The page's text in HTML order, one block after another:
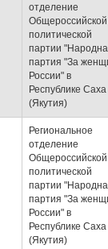
отделение
Общероссийской
политической
партии
партия "За
России" в
Республике Саха
(Якутия)
Региональное
отделение
Общероссийской
политической
партии
партия "За
России" в
Республике Саха
(Якутия)